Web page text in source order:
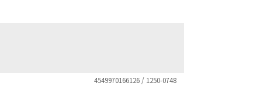
4549970166126 / 1250-0748